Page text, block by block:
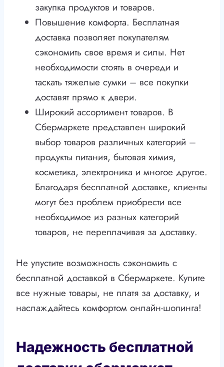
закупка продуктов и товаров.
Повышение комфорта. Бесплатная
доставка позволяет покупателям
сэкономить свое время и силы. Нет
необходимости стоять в очереди и
таскать тяжелые сумки – все покупки
доставят прямо к двери.
Широкий ассортимент товаров. В
Сбермаркете представлен широкий
выбор товаров различных категорий –
продукты питания, бытовая химия,
косметика, электроника и многое другое.
Благодаря бесплатной доставке, клиенты
могут без проблем приобрести все
необходимое из разных категорий
товаров, не переплачивая за доставку.
Не упустите возможность сэкономить с
бесплатной доставкой в Сбермаркете. Купите
все нужные товары, не платя за доставку, и
наслаждайтесь комфортом онлайн-шопинга!
Надежность бесплатной